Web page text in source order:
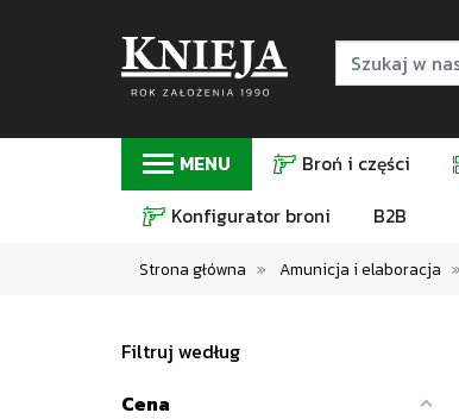
MENU Broń i części
Konfigurator broni
B2B
Strona główna Amunicja i elaboracja
Filtruj według
Cena